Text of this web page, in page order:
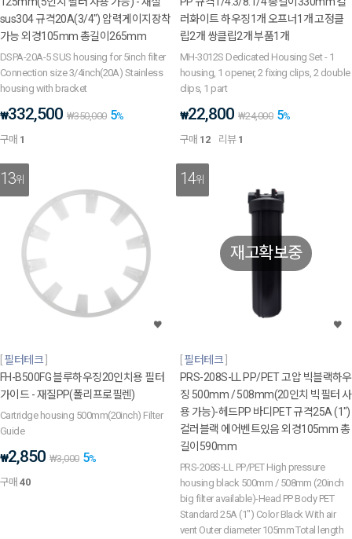
sus304 규격20A(3/4") 압력게이지장착
가능 외경105mm 총길이265mm
DSPA-20A-5 SUS housing for 5inch filter
Connection size 3/4inch(20A) Stainless
housing with bracket
₩332,500 ₩350,000 5%
구매 1
러화이트 하우징1개 오프너1개 고정클
립2개 쌍클립2개 부품1개
MH-3012S Dedicated Housing Set - 1
housing, 1 opener, 2 fixing clips, 2 double
clips, 1 part
₩22,800 ₩24,000 5%
구매 12 리뷰 1
13위
필터테크
FH-B500FG 블루하우징20인치용 필터
가이드 - 재질PP(폴리프로필렌)
Cartridge housing 500mm(20inch) Filter
Guide
₩2,850 ₩3,000 5%
구매40
재고확보중
14위
필터테크
PRS-208S-LL PP/PET 고압 빅블랙하우
징 500mm / 508mm(20인치 빅필터 사
용 가능)-헤드PP 바디PET 규격25A (1")
컬러블랙 에어벤트있음 외경105mm 총
길이590mm
PRS-208S-LL PP/PET High pressure
housing black 500mm / 508mm (20inch
big filter available)-Head PP Body PET
Standard 25A (1") Color Black With air
vent Outer diameter 105mm Total length